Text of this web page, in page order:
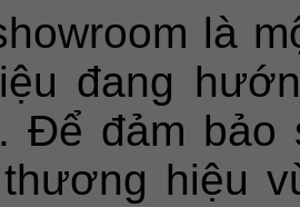
là
đang
Để đảm bảo
hiệu